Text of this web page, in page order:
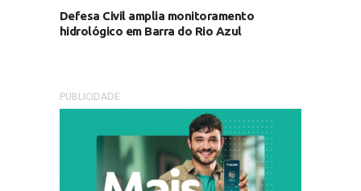
Defesa Civil amplia monitoramento
hidrológico em Barra do Rio Azul
PUBLICIDADE